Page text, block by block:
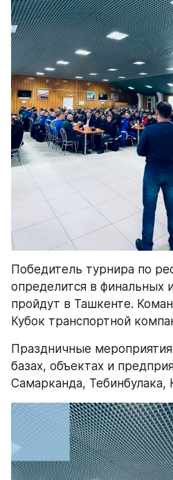
Победитель турнира по
определится в финальных
пройдут в Ташкенте.
Кубок транспортной
Праздничные
базах, объектах и
Самарканда, Тебинбулака,